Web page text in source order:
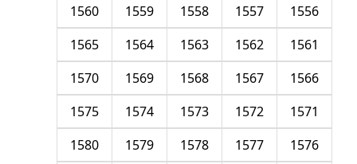
1556
1557
1558
1559
1560
1561
1562
1563
1564
1565
1566
1567
1568
1569
1570
1571
1572
1573
1574
1575
1576
1577
1578
1579
1580